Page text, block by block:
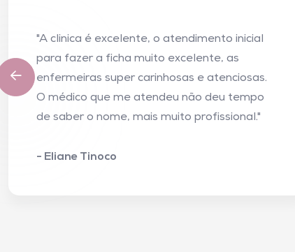
"A clinica é excelente, o atendimento inicial
para fazer a ficha muito excelente, as
enfermeiras super carinhosas e atenciosas.
O médico que me atendeu não deu tempo
de saber o nome, mais muito profissional."
- Eliane Tinoco